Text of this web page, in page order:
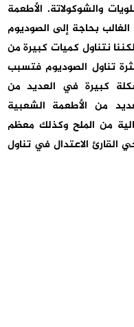
والشوكولاتة. الأطعمة
بحاجة إلى الصوديوم
نتناول كميات كبيرة من
تناول الصوديوم فتسبب
كبيرة في العديد من
من الأطعمة الشعبية
من الملح وكذلك معظم
القارئ الاعتدال في تناول